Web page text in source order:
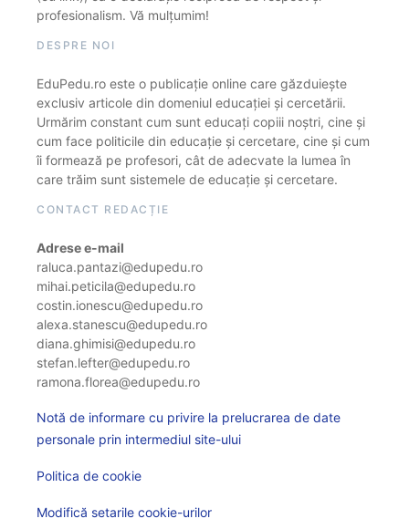
profesionalism. Vă mulțumim!
DESPRE NOI
EduPedu.ro este o publicație online care găzduiește
exclusiv articole din domeniul educației și cercetării.
Urmărim constant cum sunt educați copiii noștri, cine și
cum face politicile din educație și cercetare, cine și cum
îi formează pe profesori, cât de adecvate la lumea în
care trăim sunt sistemele de educație și cercetare.
CONTACT REDACȚIE
Adrese e-mail
raluca.pantazi@edupedu.ro
mihai.peticila@edupedu.ro
costin.ionescu@edupedu.ro
alexa.stanescu@edupedu.ro
diana.ghimisi@edupedu.ro
stefan.lefter@edupedu.ro
ramona.florea@edupedu.ro
Notă de informare cu privire la prelucrarea de date
personale prin intermediul site-ului
Politica de cookie
Modifică setarile cookie-urilor